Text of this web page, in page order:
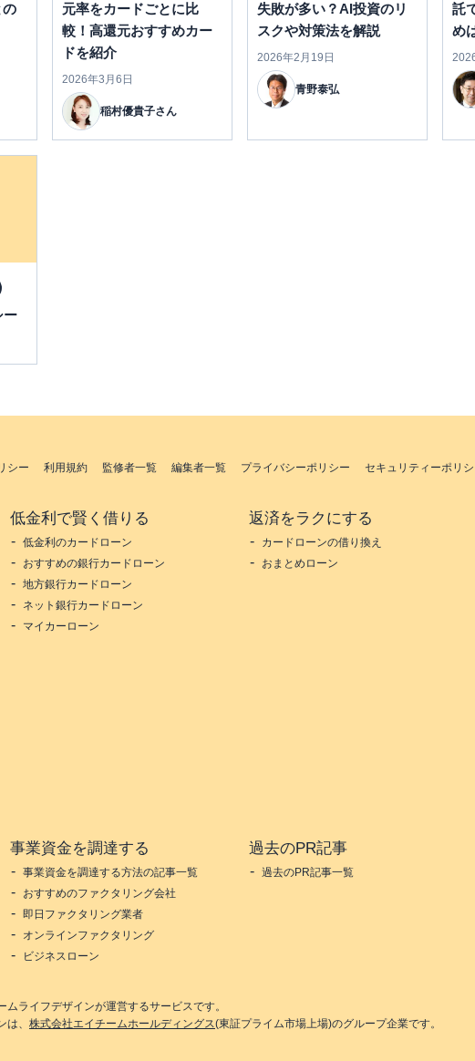
の
元率をカードごとに比
較！高還元おすすめカー
ドを紹介
2026年3月6日
稲村優貴子さん
失敗が多い？AI投資のリ
スクや対策法を解説
2026年2月19日
青野泰弘
託
め
ー
シー 利用規約 監修者一覧 編集者一覧 プライバシーポリシー セキュリティーポリ
低金利で賢く借りる
低金利のカードローン
おすすめの銀行カードローン
地方銀行カードローン
ネット銀行カードローン
マイカーローン
返済をラクにする
カードローンの借り換え
おまとめローン
事業資金を調達する
事業資金を調達する方法の記事一覧
おすすめのファクタリング会社
即日ファクタリング業者
オンラインファクタリング
ビジネスローン
過去のPR記事
過去のPR記事一覧
ムライフデザインが運営するサービスです。
は、 株式会社エイチームホールディングス(東証プライム市場上場)のグループ企業です。